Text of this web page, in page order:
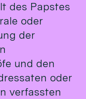
des Papstes
oder
der
und den
oder
verfassten